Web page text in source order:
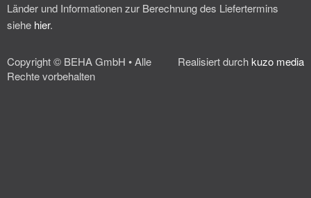
Länder und Informationen zur Berechnung des Liefertermins
siehe hier.
Copyright © BEHA GmbH • Alle
Rechte vorbehalten
Realisiert durchkuzo media